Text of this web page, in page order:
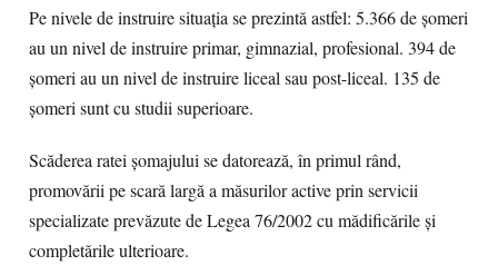
Pe nivele de instruire situaţia se prezintă astfel: 5.366 de şomeri
au un nivel de instruire primar, gimnazial, profesional. 394 de
şomeri au un nivel de instruire liceal sau post-liceal. 135 de
şomeri sunt cu studii superioare.
Scăderea ratei şomajului se datorează, în primul rând,
promovării pe scară largă a măsurilor active prin servicii
specializate prevăzute de Legea 76/2002 cu mădificările şi
completările ulterioare.